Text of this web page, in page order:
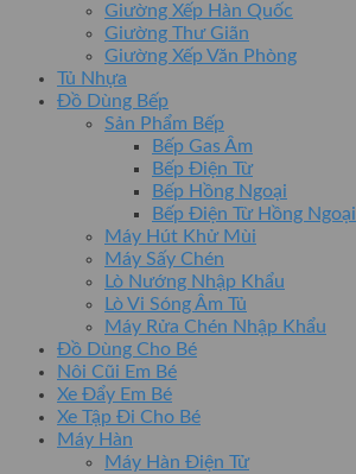
Giường Xếp Hàn Quốc
Giường Thư Giãn
Giường Xếp Văn Phòng
Tủ Nhựa
Đồ Dùng Bếp
Sản Phẩm Bếp
Bếp Gas Âm
Bếp Điện Từ
Bếp Hồng Ngoại
Bếp Điện Từ Hồng Ngoại
Máy Hút Khử Mùi
Máy Sấy Chén
Lò Nướng Nhập Khẩu
Lò Vi Sóng Âm Tủ
Máy Rửa Chén Nhập Khẩu
Đồ Dùng Cho Bé
Nôi Cũi Em Bé
Xe Đẩy Em Bé
Xe Tập Đi Cho Bé
Máy Hàn
Máy Hàn Điện Tử